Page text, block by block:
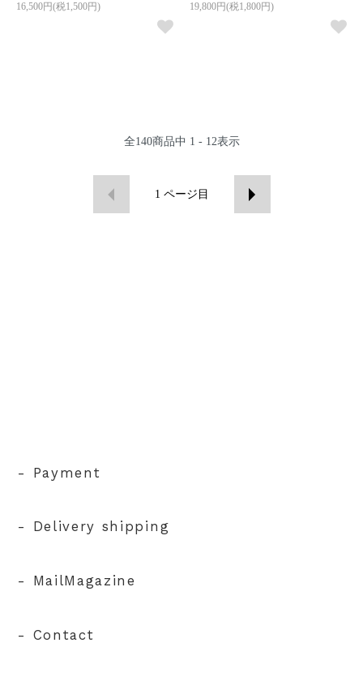
16,500円(税1,500円) 19,800円(税1,800円)
全140商品中 1 - 12表示
1 ページ目
- Payment
- Delivery shipping
- MailMagazine
- Contact